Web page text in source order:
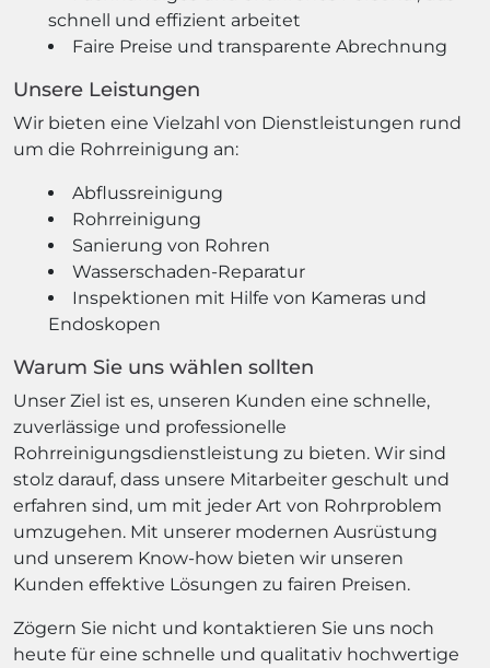
schnell und effizient arbeitet
Faire Preise und transparente Abrechnung
Unsere Leistungen
Wir bieten eine Vielzahl von Dienstleistungen rund
um die Rohrreinigung an:
Abflussreinigung
Rohrreinigung
Sanierung von Rohren
Wasserschaden-Reparatur
Inspektionen mit Hilfe von Kameras und
Endoskopen
Warum Sie uns wählen sollten
Unser Ziel ist es, unseren Kunden eine schnelle,
zuverlässige und professionelle
Rohrreinigungsdienstleistung zu bieten. Wir sind
stolz darauf, dass unsere Mitarbeiter geschult und
erfahren sind, um mit jeder Art von Rohrproblem
umzugehen. Mit unserer modernen Ausrüstung
und unserem Know-how bieten wir unseren
Kunden effektive Lösungen zu fairen Preisen.
Zögern Sie nicht und kontaktieren Sie uns noch
heute für eine schnelle und qualitativ hochwertige